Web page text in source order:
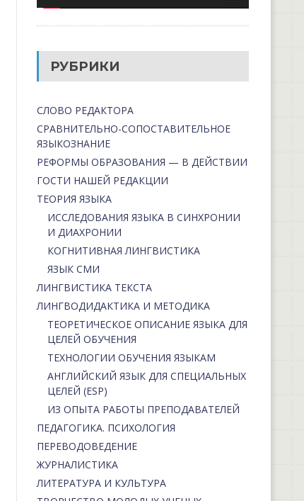
РУБРИКИ
СЛОВО РЕДАКТОРА
СРАВНИТЕЛЬНО-СОПОСТАВИТЕЛЬНОЕ
ЯЗЫКОЗНАНИЕ
РЕФОРМЫ ОБРАЗОВАНИЯ — В ДЕЙСТВИИ
ГОСТИ НАШЕЙ РЕДАКЦИИ
ТЕОРИЯ ЯЗЫКА
ИССЛЕДОВАНИЯ ЯЗЫКА В СИНХРОНИИ
И ДИАХРОНИИ
КОГНИТИВНАЯ ЛИНГВИСТИКА
ЯЗЫК СМИ
ЛИНГВИСТИКА ТЕКСТА
ЛИНГВОДИДАКТИКА И МЕТОДИКА
ТЕОРЕТИЧЕСКОЕ ОПИСАНИЕ ЯЗЫКА ДЛЯ
ЦЕЛЕЙ ОБУЧЕНИЯ
ТЕХНОЛОГИИ ОБУЧЕНИЯ ЯЗЫКАМ
АНГЛИЙСКИЙ ЯЗЫК ДЛЯ СПЕЦИАЛЬНЫХ
ЦЕЛЕЙ (ESP)
ИЗ ОПЫТА РАБОТЫ ПРЕПОДАВАТЕЛЕЙ
ПЕДАГОГИКА. ПСИХОЛОГИЯ
ПЕРЕВОДОВЕДЕНИЕ
ЖУРНАЛИСТИКА
ЛИТЕРАТУРА И КУЛЬТУРА